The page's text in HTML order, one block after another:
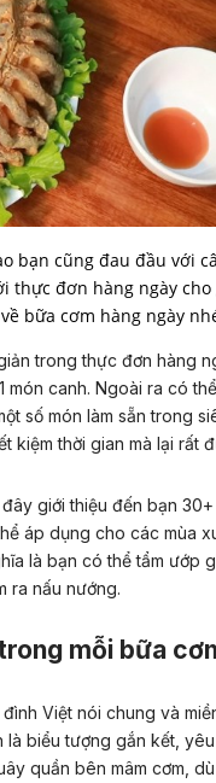
bạn cũng đau đầu với
thực đơn hàng ngày
bữa cơm hàng ngày
trong thực đơn hàng
món canh. Ngoài ra có
số món làm sẵn trong
kiệm thời gian mà lại rất
giới thiệu đến bạn
áp dụng cho các mùa
là bạn có thể tẩm ướp
ra nấu nướng.
mỗi bữa
Việt nói chung và
là biểu tượng gắn kết,
quần bên mâm cơm,